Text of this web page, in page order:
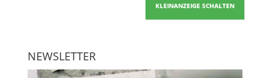
KLEINANZEIGE SCHALTEN
NEWSLETTER